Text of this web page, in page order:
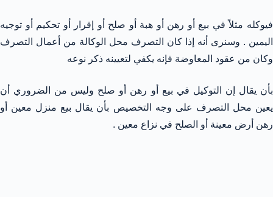
فيوكله مثلاً في بيع أو رهن أو هبة أو صلح أو إقرار أو تحكيم أو توجيه
اليمين . وسنرى أنه إذا كان التصرف محل الوكالة من أعمال التصرف
وكان من عقود المعاوضة فإنه يكفي لتعيينه ذكر نوعه
بأن يقال إن التوكيل في بيع أو رهن أو صلح وليس من الضروري أن
يعين محل التصرف على وجه التخصيص بأن يقال بيع منزل معين أو
رهن أرض معينة أو الصلح في نزاع معين .